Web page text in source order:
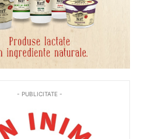
- PUBLICITATE -